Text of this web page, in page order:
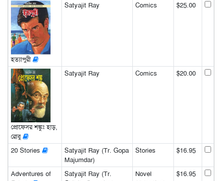
হত্যাপুরী
Satyajit Ray Comics $25.00
প্রোফেসর শঙ্কুঃ হাড়,
রোবু
Satyajit Ray Comics $20.00
20 Stories
Satyajit Ray (Tr. Gopa
Majumdar)
Stories $16.95
Adventures of
Satyajit Ray (Tr.
Novel
$16.95